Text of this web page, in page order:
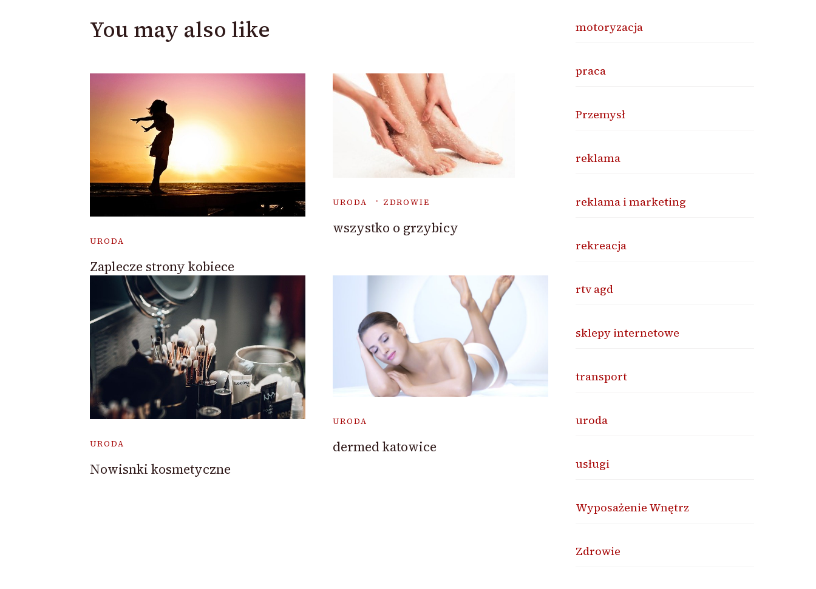
You may also like
URODA
Zaplecze strony kobiece
URODA ZDROWIE
wszystko o grzybicy
URODA
Nowisnki kosmetyczne
URODA
dermed katowice
motoryzacja
praca
Przemysł
reklama
reklama i marketing
rekreacja
rtv agd
sklepy internetowe
transport
uroda
usługi
Wyposażenie Wnętrz
Zdrowie